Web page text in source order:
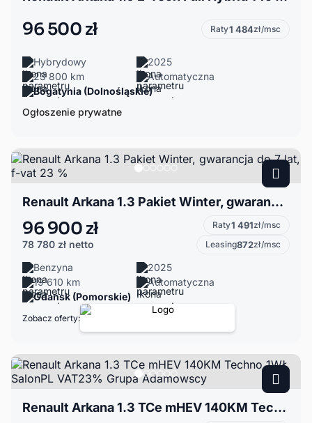
96 500 zł Raty1 484zł/msc
Hybrydowy
2025
23 800 km
Automatyczna
Bogatynia (Dolnośląskie)
Ogłoszenie prywatne
Renault Arkana 1.3 Pakiet Winter, gwarancja do 7 lat, f-vat 23 %
96 900 zł
78 780 zł netto
Raty1 491zł/msc
Leasing872zł/msc
Benzyna
2025
19 610 km
Automatyczna
Gdańsk (Pomorskie)
Zobacz oferty:
Renault Arkana 1.3 TCe mHEV 140KM Techno 1WŁ SalonPL VAT23% Grupa Adamowscy